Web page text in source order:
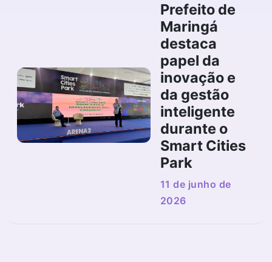
Prefeito de
Maringá
destaca
papel da
inovação e
da gestão
inteligente
durante o
Smart Cities
Park
11 de junho de
2026